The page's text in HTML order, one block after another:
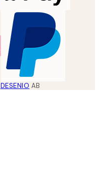
DESENIO AB